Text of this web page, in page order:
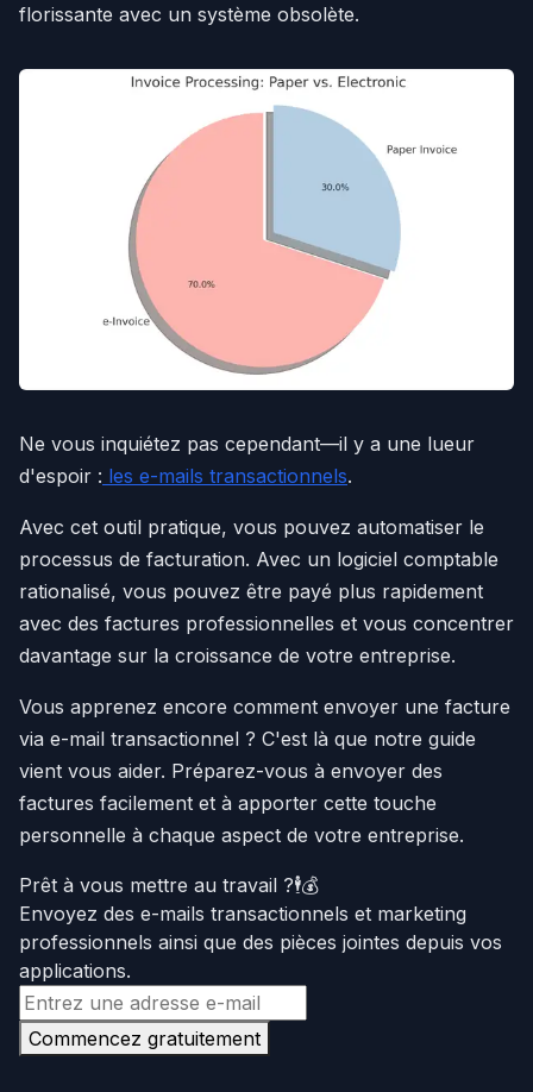
florissante avec un système obsolète.
Ne vous inquiétez pas cependant—il y a une lueur
d'espoir : les e-mails transactionnels.
Avec cet outil pratique, vous pouvez automatiser le
processus de facturation. Avec un logiciel comptable
rationalisé, vous pouvez être payé plus rapidement
avec des factures professionnelles et vous concentrer
davantage sur la croissance de votre entreprise.
Vous apprenez encore comment envoyer une facture
via e-mail transactionnel ? C'est là que notre guide
vient vous aider. Préparez-vous à envoyer des
factures facilement et à apporter cette touche
personnelle à chaque aspect de votre entreprise.
Prêt à vous mettre au travail ?🕴️💰
Envoyez des e-mails transactionnels et marketing
professionnels ainsi que des pièces jointes depuis vos
applications.
Commencez gratuitement